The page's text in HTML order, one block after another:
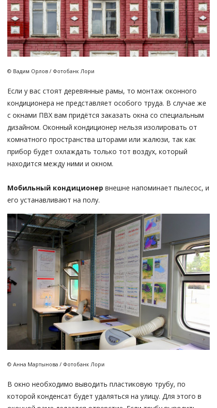
© Вадим Орлов / Фотобанк Лори
Если у вас стоят деревянные рамы, то монтаж оконного
кондиционера не представляет особого труда. В случае же
с окнами ПВХ вам придётся заказать окна со специальным
дизайном. Оконный кондиционер нельзя изолировать от
комнатного пространства шторами или жалюзи, так как
прибор будет охлаждать только тот воздух, который
находится между ними и окном.
Мобильный кондиционер внешне напоминает пылесос, и
его устанавливают на полу.
© Анна Мартынова / Фотобанк Лори
В окно необходимо выводить пластиковую трубу, по
которой конденсат будет удаляться на улицу. Для этого в